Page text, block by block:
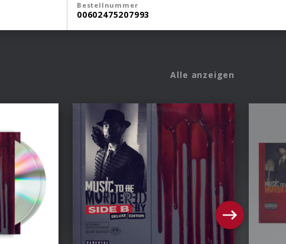
Bestellnummer
00602475207993
Alle anzeigen